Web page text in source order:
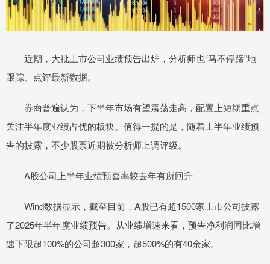
近期，大批上市公司业绩预告出炉，分析师也“马不停蹄”地
跟踪、点评最新数据。
券商普遍认为，下半年市场有望震荡走高，配置上短期重点
关注半年度业绩占优的板块。值得一提的是，随着上半年业绩预
告的披露，不少股票近期被分析师上调评级。
A股公司上半年业绩预喜率较去年有所回升
Wind数据显示，截至目前，A股已有超1500家上市公司披露
了2025年半年度业绩预告。从业绩增速来看，预告净利润同比增
速下限超100%的公司超300家，超500%的有40余家。